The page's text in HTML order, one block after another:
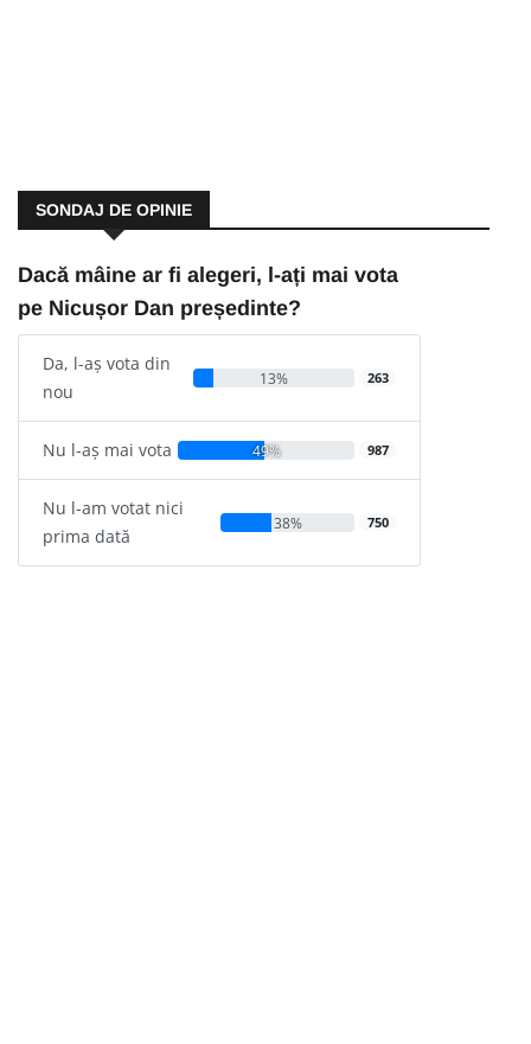
SONDAJ DE OPINIE
Dacă mâine ar fi alegeri, l-ați mai vota
pe Nicușor Dan președinte?
Da, l-aș vota din
nou
13% 263
Nu l-aș mai vota 49% 987
Nu l-am votat nici
prima dată
38% 750